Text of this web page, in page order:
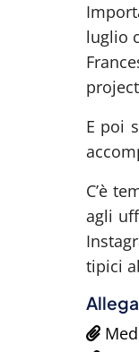
luglio
E poi
C’è
agli
tipici